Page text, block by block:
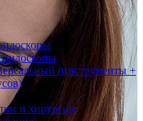
эндоскопы
(инструменты +
и хирургии